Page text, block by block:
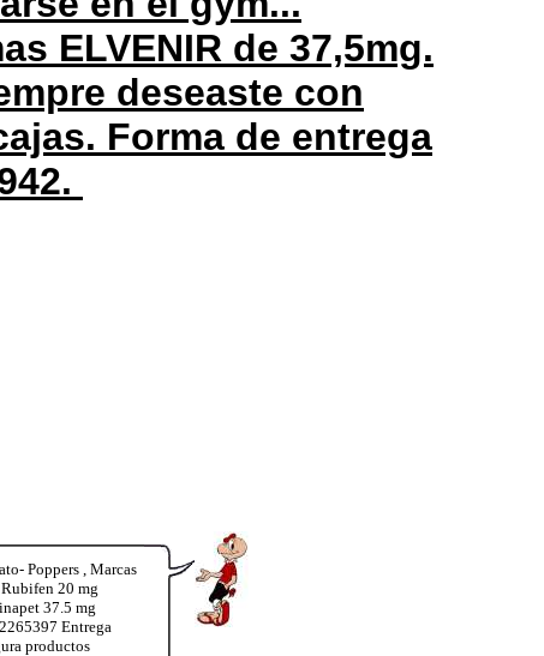
ELVENIR de 37,5mg.
deseaste con
Forma de entrega
Poppers , Marcas
20 mg
37.5 mg
Entrega
productos